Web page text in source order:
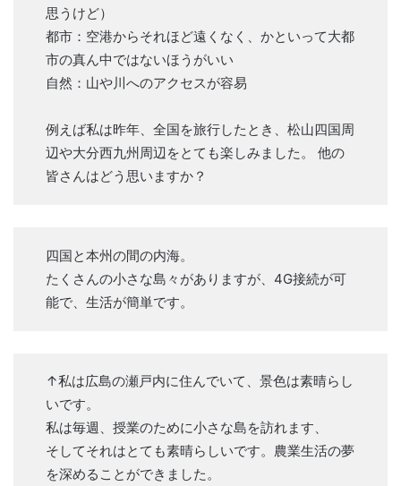
思うけど）
都市：空港からそれほど遠くなく、かといって大都
市の真ん中ではないほうがいい
自然：山や川へのアクセスが容易
例えば私は昨年、全国を旅行したとき、松山四国周
辺や大分西九州周辺をとても楽しみました。 他の
皆さんはどう思いますか？
四国と本州の間の内海。
たくさんの小さな島々がありますが、4G接続が可
能で、生活が簡単です。
↑私は広島の瀬戸内に住んでいて、景色は素晴らし
いです。
私は毎週、授業のために小さな島を訪れます、
そしてそれはとても素晴らしいです。農業生活の夢
を深めることができました。